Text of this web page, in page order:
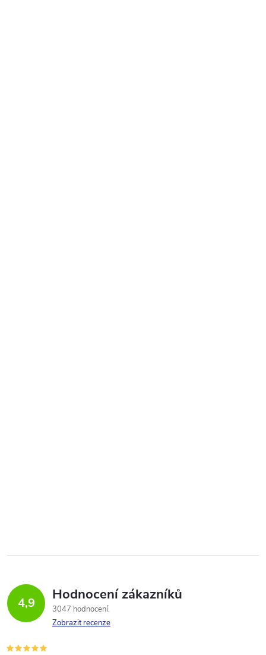
4,9 Hodnocení zákazníků
3047 hodnocení
Zobrazit recenze